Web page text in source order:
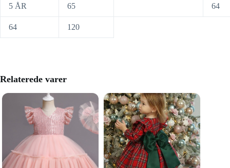
5 ÅR 65 64
64 120
Relaterede varer